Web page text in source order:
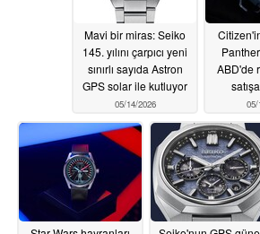
Mavi bir miras: Seiko
145. yılını çarpıcı yeni
sınırlı sayıda Astron
GPS solar ile kutluyor
05/14/2026
ABD'de
05/